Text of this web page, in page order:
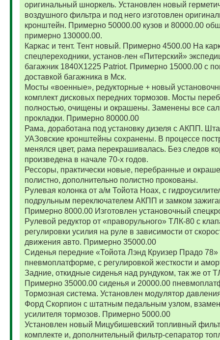
оригинальный шноркель. Установлен новый
воздушного фильтра и под него изготовлен
кронштейн. Примерно 50000.00 кузов и 80000.00
примерно 130000.00.
Каркас и тент. Тент новый. Примерно 4500.00 На
спецпереходники, установ-лен «Питерский»
багажник 1840Х1225 Patriot. Примерно 15000.00 с
доставкой багажника в Мск.
Мосты «военные», редукторные + новый
комплект дисковых передних тормозов. Мосты
полностью, очищены и окрашены. Заменены все
прокладки. Примерно 80000.00
Рама, доработана под установку дизеля с АКПП.
УАЗовские кронштейны сохранены. В процессе
менялся цвет, рама перекрашивалась. Без следов
произведена в начале 70-х годов.
Рессоры, практически новые, перебранные и
полистно, дополнительно полистно прокованы.
Рулевая колонка от а/м Тойота Ноах, с
подрульным переключателем АКПП и замком
Примерно 8000.00 Изготовлен установочный
Рулевой редуктор от «праворульного» ТЛК-80 с
регулировки усилия на руле в зависимости от
движения авто. Примерно 35000.00
Сиденья передние «Тойота Лэнд Круизер Прадо 78»
пневмоплатформе, с регулировкой жесткости и
Задние, откидные сиденья над рундуком, так же от
Примерно 35000.00 сиденья и 20000.00
Тормозная система. Установлен модулятор
Форд Скорпион с штатным педальным узлом, взамен
усилителя тормозов. Примерно 5000.00
Установлен новый Мицубишевский топливный
комплекте и, дополнительный фильтр-сепаратор